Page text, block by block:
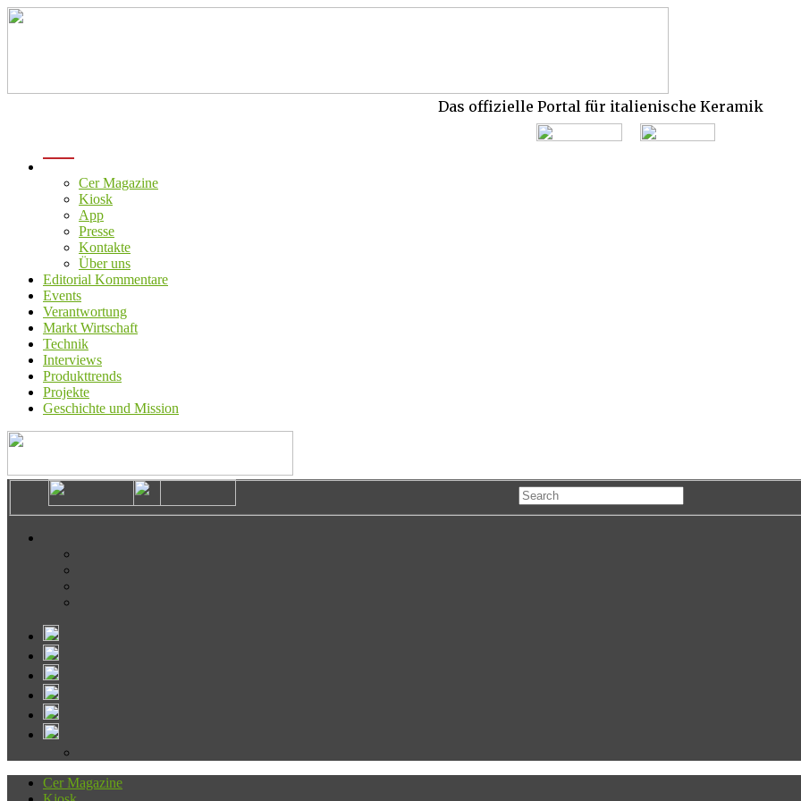
Das offizielle Portal für italienische Keramik
Cer Magazine
Kiosk
App
Presse
Kontakte
Über uns
Editorial Kommentare
Events
Verantwortung
Markt Wirtschaft
Technik
Interviews
Produkttrends
Projekte
Geschichte und Mission
Cer Magazine